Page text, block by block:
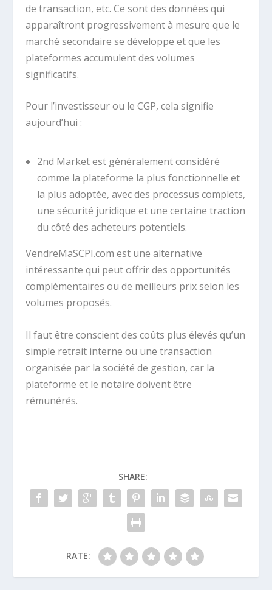
de transaction, etc. Ce sont des données qui
apparaîtront progressivement à mesure que le
marché secondaire se développe et que les
plateformes accumulent des volumes
significatifs.
Pour l’investisseur ou le CGP, cela signifie
aujourd’hui :
2nd Market est généralement considéré
comme la plateforme la plus fonctionnelle et
la plus adoptée, avec des processus complets,
une sécurité juridique et une certaine traction
du côté des acheteurs potentiels.
VendreMaSCPI.com est une alternative
intéressante qui peut offrir des opportunités
complémentaires ou de meilleurs prix selon les
volumes proposés.
Il faut être conscient des coûts plus élevés qu’un
simple retrait interne ou une transaction
organisée par la société de gestion, car la
plateforme et le notaire doivent être
rémunérés.
SHARE:
RATE: